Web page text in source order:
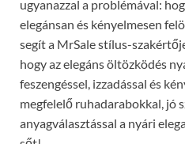
ugyanazzal a problémával:
elegánsan és kényelmesen
segít a MrSale stílus-
hogy az elegáns öltözködés
feszengéssel, izzadással és
megfelelő ruhadarabokkal, jó
anyagválasztással a nyári